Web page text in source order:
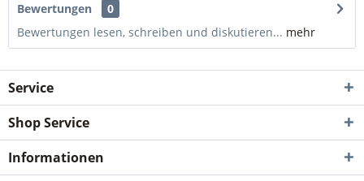
Bewertungen
0
Bewertungen lesen, schreiben und diskutieren... mehr
Service
Shop Service
Informationen